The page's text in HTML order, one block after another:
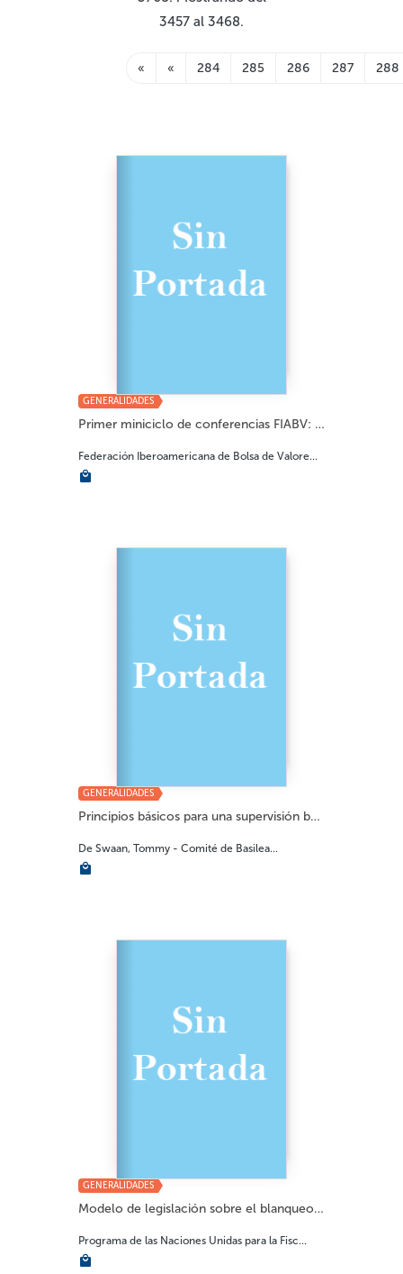
3457 al 3468.
« « 284 285 286 287 288
GENERALIDADES
Primer miniciclo de conferencias FIABV: impac...
Federación Iberoamericana de Bolsa de Valore...
GENERALIDADES
Principios básicos para una supervisión ban...
De Swaan, Tommy - Comité de Basilea...
GENERALIDADES
Modelo de legislación sobre el blanqueo de d...
Programa de las Naciones Unidas para la Fisc...